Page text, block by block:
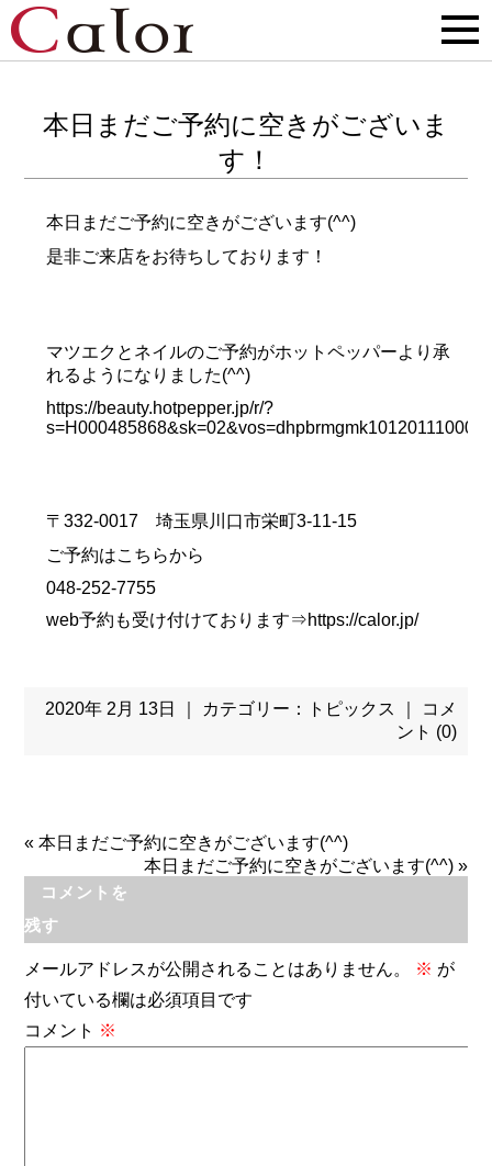
本日まだご予約に空きがございま
す！
本日まだご予約に空きがございます(^^)
是非ご来店をお待ちしております！
マツエクとネイルのご予約がホットペッパーより承
れるようになりました(^^)
https://beauty.hotpepper.jp/r/?
s=H000485868&sk=02&vos=dhpbrmgmk10120111000
〒332-0017 埼玉県川口市栄町3-11-15
ご予約はこちらから
048-252-7755
web予約も受け付けております⇒https://calor.jp/
2020年 2月 13日 ｜ カテゴリー： トピックス
コメ
ント (0)
«本日まだご予約に空きがございます(^^)
本日まだご予約に空きがございます(^^)»
コメントを
残す
メールアドレスが公開されることはありません。 ※ が
付いている欄は必須項目です
コメント ※